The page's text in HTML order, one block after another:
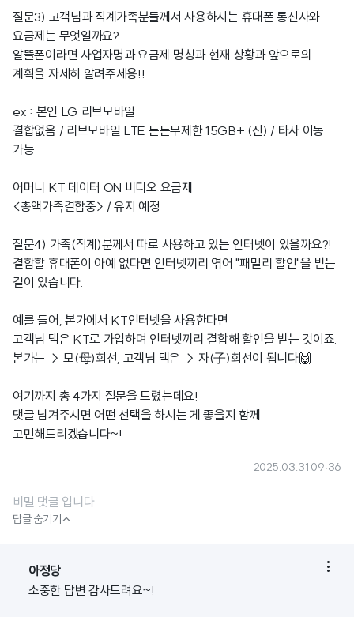
질문3) 고객님과 직계가족분들께서 사용하시는 휴대폰 통신사와
요금제는 무엇일까요?
알뜰폰이라면 사업자명과 요금제 명칭과 현재 상황과 앞으로의
계획을 자세히 알려주세용!!
ex : 본인 LG 리브모바일
결합없음 / 리브모바일 LTE 든든무제한 15GB+ (신) / 타사 이동
가능
어머니 KT 데이터 ON 비디오 요금제
<총액가족결합중> / 유지 예정
질문4) 가족(직계)분께서 따로 사용하고 있는 인터넷이 있을까요?!
결합할 휴대폰이 아예 없다면 인터넷끼리 엮어 "패밀리 할인"을 받는
길이 있습니다.
예를 들어, 본가에서 KT인터넷을 사용한다면
고객님 댁은 KT로 가입하며 인터넷끼리 결합해 할인을 받는 것이죠.
본가는 → 모(母)회선, 고객님 댁은 → 자(子)회선이 됩니다🙌
여기까지 총 4가지 질문을 드렸는데요!
댓글 남겨주시면 어떤 선택을 하시는 게 좋을지 함께
고민해드리겠습니다~!
2025.03.31 09:36
비밀 댓글 입니다.
답글 숨기기
아정당 
소중한 답변 감사드려요~!